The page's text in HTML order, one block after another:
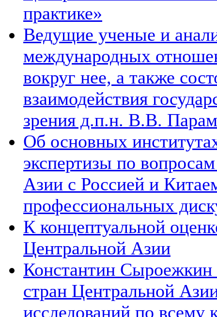
практике»
Ведущие ученые и
международных
вокруг нее, а также
взаимодействия
зрения д.п.н. В.В.
Об основных
экспертизы по
Азии с Россией и
профессиональных
К концептуальной
Центральной Азии
Константин Сыроежкин
стран Центральной
исследований по всему